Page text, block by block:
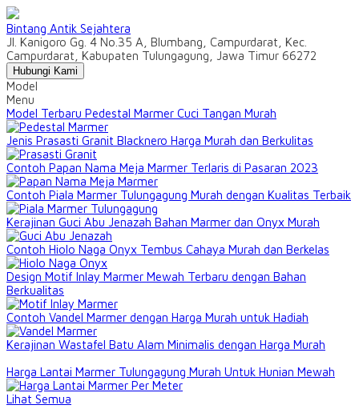
Bintang Antik Sejahtera
Jl. Kanigoro Gg. 4 No.35 A, Blumbang, Campurdarat, Kec.
Campurdarat, Kabupaten Tulungagung, Jawa Timur 66272
Hubungi Kami
Model
Menu
Model Terbaru Pedestal Marmer Cuci Tangan Murah
Jenis Prasasti Granit Blacknero Harga Murah dan Berkulitas
Contoh Papan Nama Meja Marmer Terlaris di Pasaran 2023
Contoh Piala Marmer Tulungagung Murah dengan Kualitas Terbaik
Kerajinan Guci Abu Jenazah Bahan Marmer dan Onyx Murah
Contoh Hiolo Naga Onyx Tembus Cahaya Murah dan Berkelas
Design Motif Inlay Marmer Mewah Terbaru dengan Bahan
Berkualitas
Contoh Vandel Marmer dengan Harga Murah untuk Hadiah
Kerajinan Wastafel Batu Alam Minimalis dengan Harga Murah
Harga Lantai Marmer Tulungagung Murah Untuk Hunian Mewah
Lihat Semua